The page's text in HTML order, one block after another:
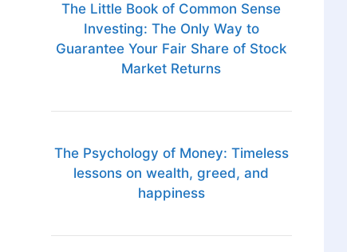
The Little Book of Common Sense
Investing: The Only Way to
Guarantee Your Fair Share of Stock
Market Returns
The Psychology of Money: Timeless
lessons on wealth, greed, and
happiness